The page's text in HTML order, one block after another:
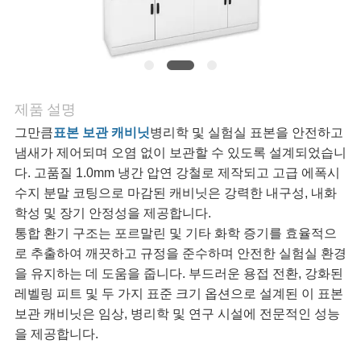
리
저
희
와
연
락
제품 설명
그만큼표본 보관 캐비닛병리학 및 실험실 표본을 안전하고
냄새가 제어되며 오염 없이 보관할 수 있도록 설계되었습니
다. 고품질 1.0mm 냉간 압연 강철로 제작되고 고급 에폭시
수지 분말 코팅으로 마감된 캐비닛은 강력한 내구성, 내화
학성 및 장기 안정성을 제공합니다.
통합 환기 구조는 포르말린 및 기타 화학 증기를 효율적으
로 추출하여 깨끗하고 규정을 준수하며 안전한 실험실 환경
을 유지하는 데 도움을 줍니다. 부드러운 용접 전환, 강화된
레벨링 피트 및 두 가지 표준 크기 옵션으로 설계된 이 표본
보관 캐비닛은 임상, 병리학 및 연구 시설에 전문적인 성능
을 제공합니다.